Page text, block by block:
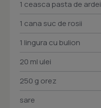
1 ceasca pasta de ardei
1 cana suc de rosii
1 lingura cu bulion
20 ml ulei
250 g orez
sare